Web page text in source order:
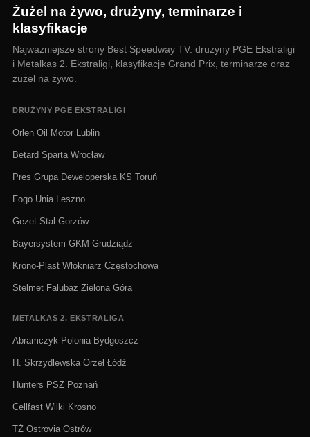
Żużel na żywo, drużyny, terminarze i
klasyfikacje
Najważniejsze strony Best Speedway TV: drużyny PGE Ekstraligi
i Metalkas 2. Ekstraligi, klasyfikacje Grand Prix, terminarze oraz
żużel na żywo.
DRUŻYNY PGE EKSTRALIGI
Orlen Oil Motor Lublin
Betard Sparta Wrocław
Pres Grupa Deweloperska KS Toruń
Fogo Unia Leszno
Gezet Stal Gorzów
Bayersystem GKM Grudziądz
Krono-Plast Włókniarz Częstochowa
Stelmet Falubaz Zielona Góra
METALKAS 2. EKSTRALIGA
Abramczyk Polonia Bydgoszcz
H. Skrzydlewska Orzeł Łódź
Hunters PSŻ Poznań
Cellfast Wilki Krosno
TŻ Ostrovia Ostrów